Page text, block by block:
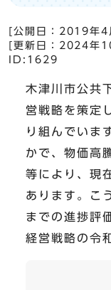
[公開日： 2019年4
[更新日： 2024年
ID:1629
木津川市公共
営戦略を策定
り組んでいま
かで、物価高
等により、現
あります。こ
までの進捗評
経営戦略の令